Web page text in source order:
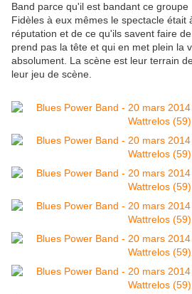
Band parce qu'il est bandant ce groupe
Fidèles à eux mêmes le spectacle était
réputation et de ce qu'ils savent faire
prend pas la tête et qui en met plein la
absolument. La scène est leur terrain
leur jeu de scène.